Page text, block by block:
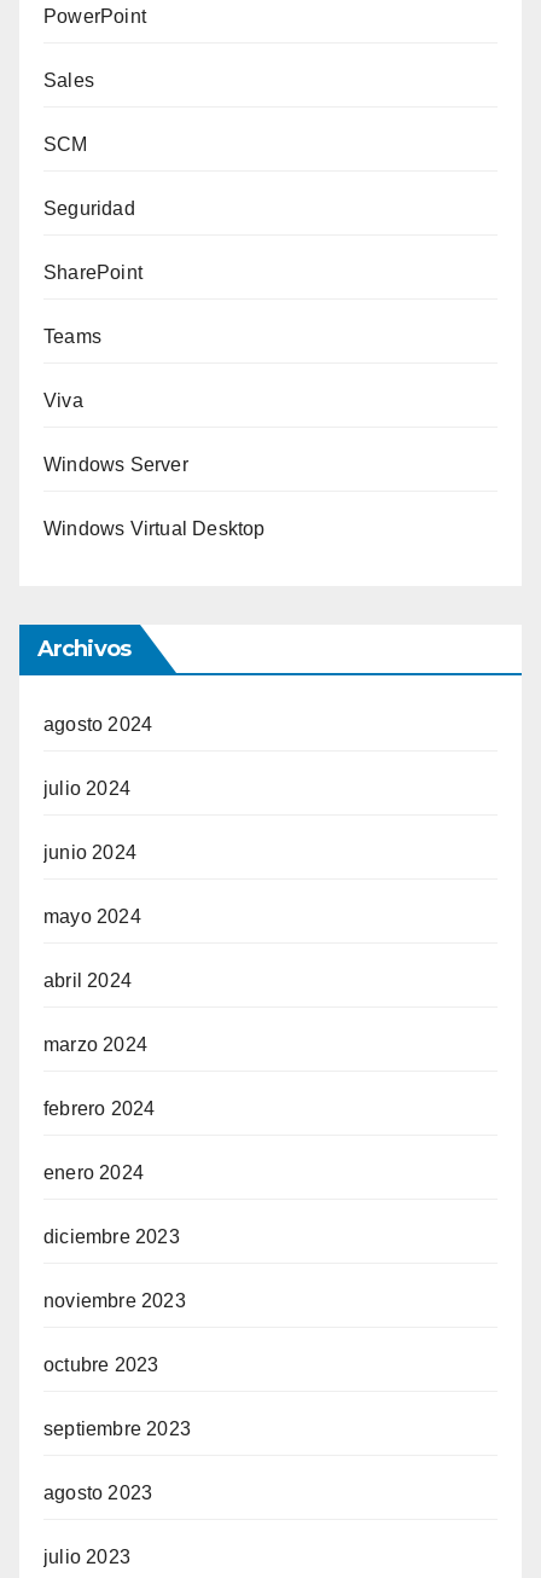
PowerPoint
Sales
SCM
Seguridad
SharePoint
Teams
Viva
Windows Server
Windows Virtual Desktop
Archivos
agosto 2024
julio 2024
junio 2024
mayo 2024
abril 2024
marzo 2024
febrero 2024
enero 2024
diciembre 2023
noviembre 2023
octubre 2023
septiembre 2023
agosto 2023
julio 2023